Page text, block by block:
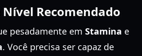
Recomendado
pesadamente em Stamina e
. Você precisa ser capaz de